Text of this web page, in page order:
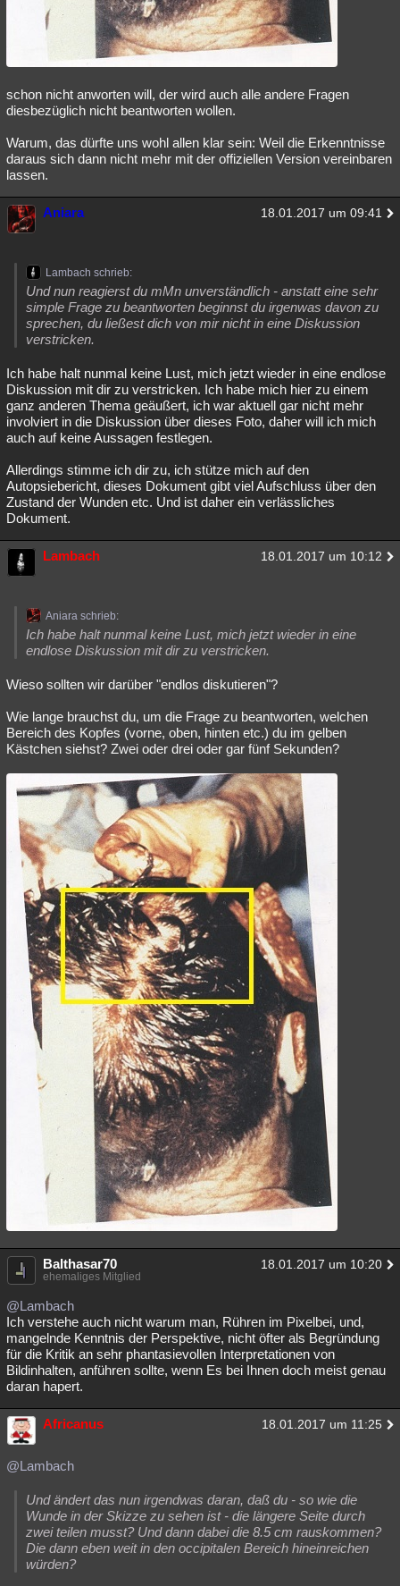
schon nicht anworten will, der wird auch alle andere Fragen
diesbezüglich nicht beantworten wollen.
Warum, das dürfte uns wohl allen klar sein: Weil die Erkenntnisse
daraus sich dann nicht mehr mit der offiziellen Version vereinbaren
lassen.
Aniara 18.01.2017 um 09:41
Lambach schrieb:
Und nun reagierst du mMn unverständlich - anstatt eine sehr
simple Frage zu beantworten beginnst du irgenwas davon zu
sprechen, du ließest dich von mir nicht in eine Diskussion
verstricken.
Ich habe halt nunmal keine Lust, mich jetzt wieder in eine endlose
Diskussion mit dir zu verstricken. Ich habe mich hier zu einem
ganz anderen Thema geäußert, ich war aktuell gar nicht mehr
involviert in die Diskussion über dieses Foto, daher will ich mich
auch auf keine Aussagen festlegen.
Allerdings stimme ich dir zu, ich stütze mich auf den
Autopsiebericht, dieses Dokument gibt viel Aufschluss über den
Zustand der Wunden etc. Und ist daher ein verlässliches
Dokument.
Lambach 18.01.2017 um 10:12
Aniara schrieb:
Ich habe halt nunmal keine Lust, mich jetzt wieder in eine
endlose Diskussion mit dir zu verstricken.
Wieso sollten wir darüber "endlos diskutieren"?
Wie lange brauchst du, um die Frage zu beantworten, welchen
Bereich des Kopfes (vorne, oben, hinten etc.) du im gelben
Kästchen siehst? Zwei oder drei oder gar fünf Sekunden?
Balthasar70 18.01.2017 um 10:20
ehemaliges Mitglied
@Lambach
Ich verstehe auch nicht warum man, Rühren im Pixelbei, und,
mangelnde Kenntnis der Perspektive, nicht öfter als Begründung
für die Kritik an sehr phantasievollen Interpretationen von
Bildinhalten, anführen sollte, wenn Es bei Ihnen doch meist genau
daran hapert.
Africanus 18.01.2017 um 11:25
@Lambach
Und ändert das nun irgendwas daran, daß du - so wie die
Wunde in der Skizze zu sehen ist - die längere Seite durch
zwei teilen musst? Und dann dabei die 8.5 cm rauskommen?
Die dann eben weit in den occipitalen Bereich hineinreichen
würden?